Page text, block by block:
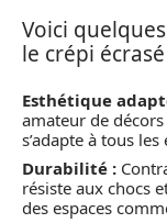
Voici
le crépi
Esthétique
amateur de
s’adapte à tous
Durabilité :
résiste aux chocs
des espaces